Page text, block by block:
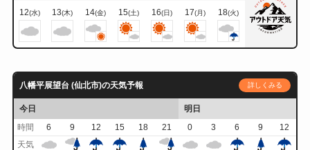
12(水) 13(木) 14(金) 15(土) 16(日) 17(月) 18(火)
八幡平展望台 (仙北市)の天気予報 詳しくみる
今日
明日
時間
6 9 12 15 18 21 0 3 6 9
12
天気